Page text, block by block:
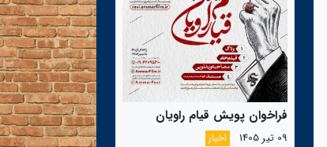
فراخوان پویش قیام راویان
09 تیر 1405
اخبار